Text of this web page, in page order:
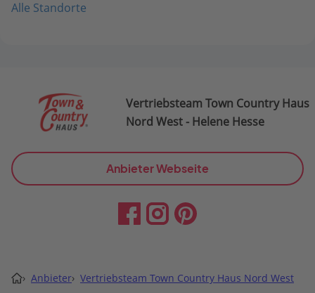
Alle Standorte
Vertriebsteam Town Country Haus
Nord West - Helene Hesse
Anbieter Webseite
› Anbieter› Vertriebsteam Town Country Haus Nord West